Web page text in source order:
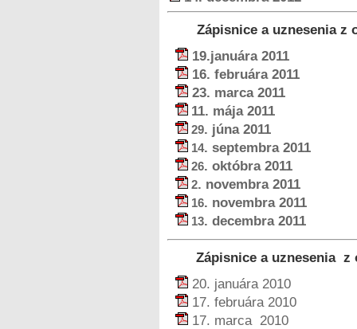
Zápisnice a uznesenia z
19.januára 2011
16. februára 2011
23. marca 2011
11. mája 2011
29. júna 2011
14. septembra 2011
26. októbra 2011
2. novembra 2011
16. novembra 2011
13. decembra 2011
Zápisnice a uznesenia z
20. januára 2010
17. februára 2010
17. marca 2010